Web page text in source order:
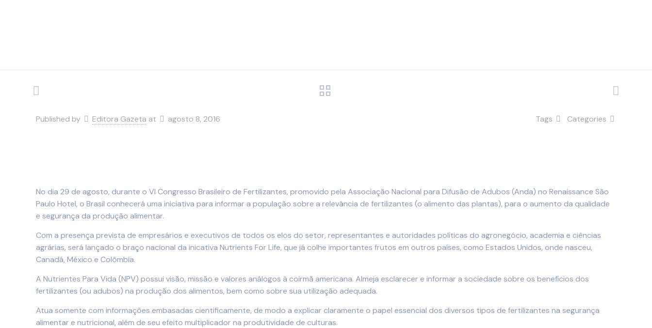
Published by Editora Gazeta at agosto 8, 2016 Categories
Tags
No dia 29 de agosto, durante o VI Congresso Brasileiro de Fertilizantes, promovido pela Associação Nacional para Difusão de Adubos (Anda) no Renaissance São
Paulo Hotel, o Brasil conhecerá uma iniciativa para informar a população sobre a relevância de fertilizantes (o alimento das plantas), para o aumento da qualidade
e segurança da produção alimentar.
Com a presença prevista de empresários e executivos de todos os elos do setor, representantes e autoridades políticas do agronegócio, academia e ciências
agrárias, será lançado o braço nacional da inicativa Nutrients For Life, que já colhe importantes frutos em outros países, como Estados Unidos, onde nasceu,
Canadá, México e Colômbia.
A Nutrientes Para Vida (NPV) possui visão, missão e valores análogos à coirmã americana. Almeja esclarecer e informar a sociedade sobre os benefícios dos
fertilizantes (ou adubos) na produção dos alimentos, bem como sobre sua utilização adequada.
Atua somente com informações embasadas cientificamente, de modo a explicar claramente o papel essencial dos diversos tipos de fertilizantes na segurança
alimentar e nutricional, além de seu efeito multiplicador na produtividade de culturas.